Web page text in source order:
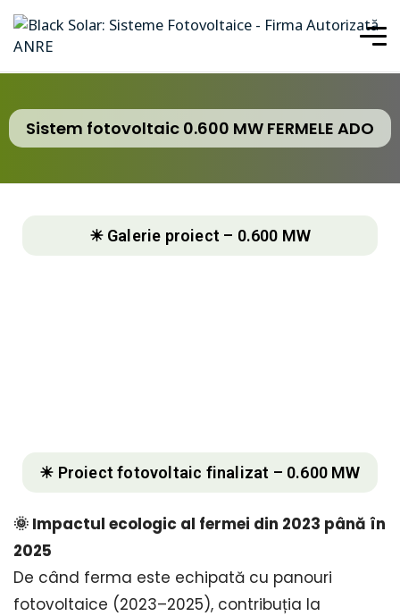
Sistem fotovoltaic 0.600 MW FERMELE ADO
☀ Galerie proiect – 0.600 MW
☀ Proiect fotovoltaic finalizat – 0.600 MW
🌞 Impactul ecologic al fermei din 2023 până în
2025
De când ferma este echipată cu panouri
fotovoltaice (2023–2025), contribuția la